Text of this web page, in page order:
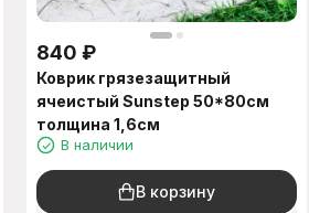
840 ₽
Коврик грязезащитный
ячеистый Sunstep 50*80см
толщина 1,6см
В наличии
В корзину